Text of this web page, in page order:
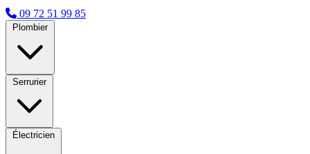
09 72 51 99 85
Plombier
Serrurier
Électricien